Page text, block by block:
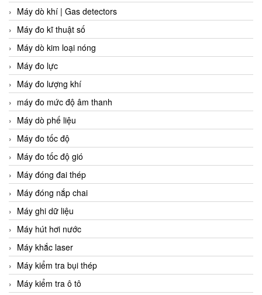
Máy dò khí | Gas detectors
Máy đo kĩ thuật số
Máy dò kim loại nóng
Máy đo lực
Máy đo lượng khí
máy đo mức độ âm thanh
Máy dò phế liệu
Máy đo tốc độ
Máy đo tốc độ gió
Máy đóng đai thép
Máy đóng nắp chai
Máy ghi dữ liệu
Máy hút hơi nước
Máy khắc laser
Máy kiểm tra bụi thép
Máy kiểm tra ô tô